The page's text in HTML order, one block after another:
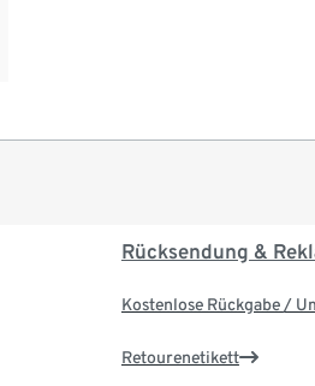
Rücksendung &
Kostenlose Rückgabe /
Retourenetikett